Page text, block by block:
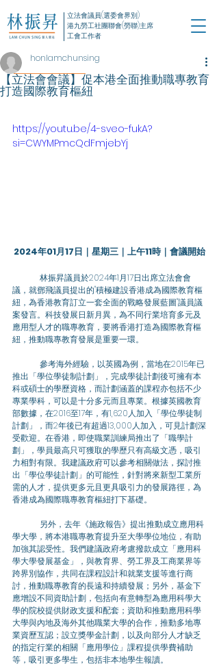
立法會議員(選委會界別)
港九勞工社團聯會(勞聯)主席
工會工作者
【立法會會議】促本港全面推動職專教育
打造國際教育樞紐
honlamchunsing
https://youtu.be/4-sveo-fukA?
si=CWYMPmcQdFmjebYj
2024年01月17日｜星期三｜上午11時｜會議開始
議，就鄧飛議員提出的"積極建設香港成為國際教育樞
紐，為香港教育訂立一套全面的戰略發展藍圖"議員議
案發言。科技發展日新月異，為不同行業培育多元及
應用型人才的職專教育，要將香港打造為國際教育樞
紐，推動職專教育發展是重要一環。
推出「學位學徒制計劃」，完成學徒計劃後可擁有本
科或碩士的學歷資格，而計劃涵蓋的課程亦包括不少
專業學科，可以是十分多元而且專業。根據英國教育
部數據，在2016至17年，有1,620人加入「學位學徒制
計劃」，而2年後已有超過13,000人加入，可見計劃深
受歡迎。在香港，即使職業訓練局推出了「職學計
劃」，學員最高只可獲取的學歷只有高級文憑，吸引
力相對有限。我建議政府可以參考相關做法，探討推
出「學位學徒計劃」的可能性，針對將來新型工業所
需的人才，提供更多元且更具吸引力的發展路徑，為
香港成為國際職專教育樞紐打下基礎。
學大學，將本港職專教育提升至大學學位地位，有助
加強其認受性。我們建議政府考慮撥款成立「應用科
學大學發展基金」，與教育界、勞工界及工商業界等
跨界別協作，共同在課程設計和就業支援等進行商
討，推動職專教育的長遠和持續發展；另外，基金下
應增設不同資助計劃，包括向有意轉型為應用科學大
學的院校提供財政支援和配套；資助和推動應用科學
大學與內地及海外其他職業大學的合作，推動多地專
業資歷互認；設立獎學金計劃，以及向部分人才缺乏
的指定行業的相關「應用學位」課程提供學費補助
等，吸引更多學生，包括非本地學生報讀。